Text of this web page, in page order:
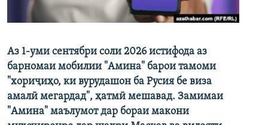
Аз 1-уми сентябри соли 2026 истифода аз
барномаи мобилии "Амина" барои тамоми
"хориҷиҳо, ки вурудашон ба Русия бе виза
амалӣ мегардад", ҳатмӣ мешавад. Замимаи
"Амина" маълумот дар бораи макони